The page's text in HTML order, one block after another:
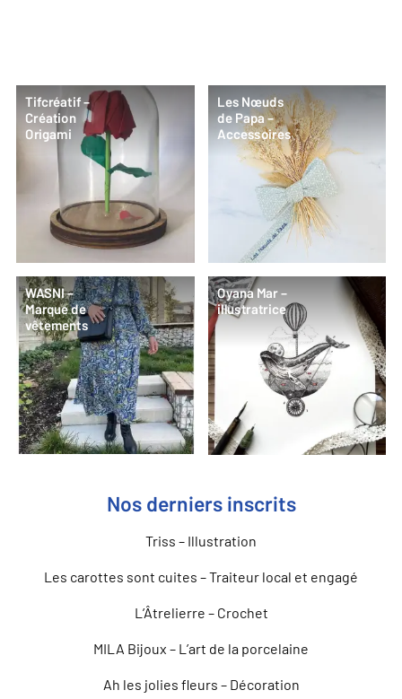
Tifcréatif –
Création
Origami
Les Nœuds
de Papa –
Accessoires
WASNI –
Marque de
vêtements
Oyana Mar –
illustratrice
Nos derniers inscrits
Triss – Illustration
Les carottes sont cuites – Traiteur local et engagé
L’Âtrelierre – Crochet
MILA Bijoux – L’art de la porcelaine
Ah les jolies fleurs – Décoration